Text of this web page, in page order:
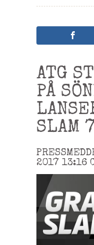
ATG
PÅ
SLAM
2017 13:16